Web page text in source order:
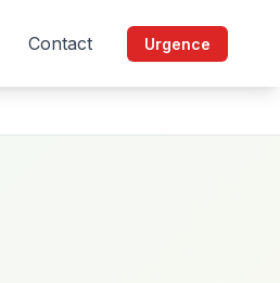
Contact Urgence